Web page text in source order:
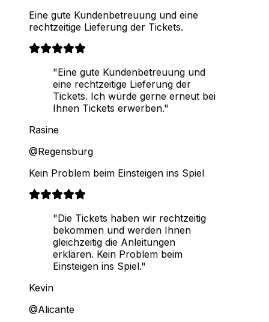
Eine gute Kundenbetreuung und eine
rechtzeitige Lieferung der Tickets.
"Eine gute Kundenbetreuung und
eine rechtzeitige Lieferung der
Tickets. Ich würde gerne erneut bei
Ihnen Tickets erwerben."
Rasine
@Regensburg
Kein Problem beim Einsteigen ins Spiel
"Die Tickets haben wir rechtzeitig
bekommen und werden Ihnen
gleichzeitig die Anleitungen
erklären. Kein Problem beim
Einsteigen ins Spiel."
Kevin
@Alicante